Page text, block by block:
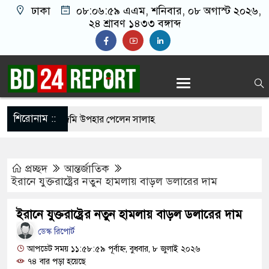
ঢাকা ০৮:০৭:০০ এএম, শনিবার, ০৮ অগাস্ট ২০২৬,
২৪ শ্রাবণ ১৪৩৩ বঙ্গাব্দ
শিরোনাম ::
যোগ দিয়েই জমি উপহার পেলেন সালাহ
তুরস্কের ঐতিহাসিক ‘মক্কা চুক্তি’, মার্কিন
প্রচ্ছদ
আন্তর্জাতিক
ইরানে যুক্তরাষ্ট্রের নতুন হামলায় বাড়ল ডলারের দাম
ইরানে যুক্তরাষ্ট্রের নতুন হামলায় বাড়ল ডলারের দাম
ডেস্ক রিপোর্ট
আপডেট সময় ১১:৫৮:৫৯ পূর্বাহ্ন, বুধবার, ৮ জুলাই ২০২৬
৭৪ বার পড়া হয়েছে